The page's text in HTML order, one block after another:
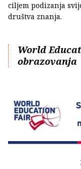
ciljem podizanja
društva znanja.
World
obrazovanja